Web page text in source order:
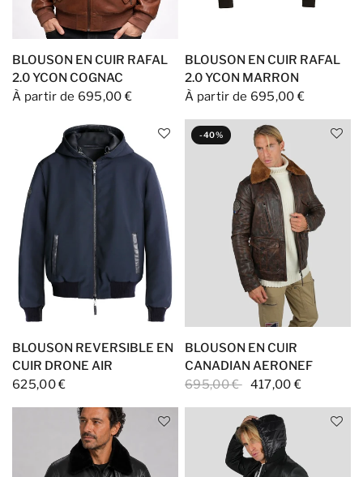
BLOUSON EN CUIR RAFAL
2.0 YCON COGNAC
À partir de 695,00 €
BLOUSON EN CUIR RAFAL
2.0 YCON MARRON
À partir de 695,00 €
BLOUSON REVERSIBLE EN
CUIR DRONE AIR
625,00 €
-40%
BLOUSON EN CUIR
CANADIAN AERONEF
695,00 € 417,00 €